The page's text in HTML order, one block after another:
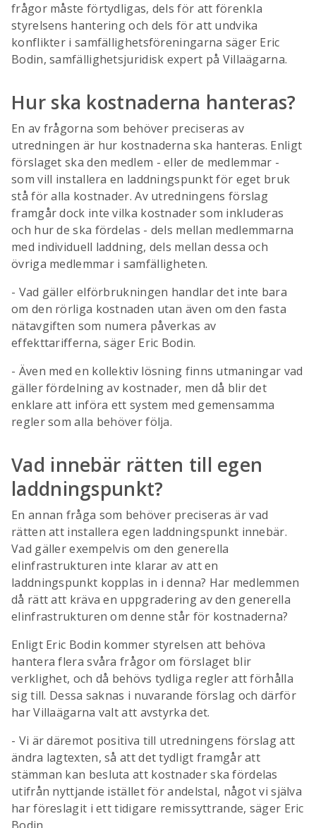
frågor måste förtydligas, dels för att förenkla
styrelsens hantering och dels för att undvika
konflikter i samfällighetsföreningarna säger Eric
Bodin, samfällighetsjuridisk expert på Villaägarna.
Hur ska kostnaderna hanteras?
En av frågorna som behöver preciseras av
utredningen är hur kostnaderna ska hanteras. Enligt
förslaget ska den medlem - eller de medlemmar -
som vill installera en laddningspunkt för eget bruk
stå för alla kostnader. Av utredningens förslag
framgår dock inte vilka kostnader som inkluderas
och hur de ska fördelas - dels mellan medlemmarna
med individuell laddning, dels mellan dessa och
övriga medlemmar i samfälligheten.
- Vad gäller elförbrukningen handlar det inte bara
om den rörliga kostnaden utan även om den fasta
nätavgiften som numera påverkas av
effekttarifferna, säger Eric Bodin.
- Även med en kollektiv lösning finns utmaningar vad
gäller fördelning av kostnader, men då blir det
enklare att införa ett system med gemensamma
regler som alla behöver följa.
Vad innebär rätten till egen
laddningspunkt?
En annan fråga som behöver preciseras är vad
rätten att installera egen laddningspunkt innebär.
Vad gäller exempelvis om den generella
elinfrastrukturen inte klarar av att en
laddningspunkt kopplas in i denna? Har medlemmen
då rätt att kräva en uppgradering av den generella
elinfrastrukturen om denne står för kostnaderna?
Enligt Eric Bodin kommer styrelsen att behöva
hantera flera svåra frågor om förslaget blir
verklighet, och då behövs tydliga regler att förhålla
sig till. Dessa saknas i nuvarande förslag och därför
har Villaägarna valt att avstyrka det.
- Vi är däremot positiva till utredningens förslag att
ändra lagtexten, så att det tydligt framgår att
stämman kan besluta att kostnader ska fördelas
utifrån nyttjande istället för andelstal, något vi själva
har föreslagit i ett tidigare remissyttrande, säger Eric